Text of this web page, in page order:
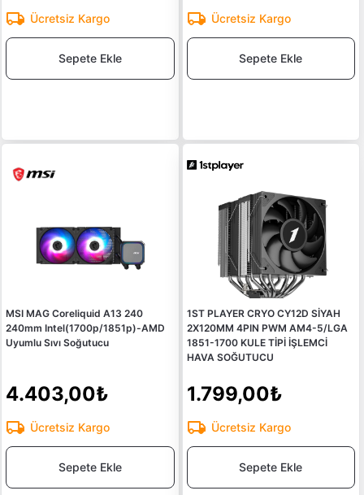
Ücretsiz Kargo
Sepete Ekle
Ücretsiz Kargo
Sepete Ekle
MSI MAG Coreliquid A13 240
240mm Intel(1700p/1851p)-AMD
Uyumlu Sıvı Soğutucu
4.403,00₺
Ücretsiz Kargo
Sepete Ekle
1ST PLAYER CRYO CY12D SİYAH
2X120MM 4PIN PWM AM4-5/LGA
1851-1700 KULE TİPİ İŞLEMCİ
HAVA SOĞUTUCU
1.799,00₺
Ücretsiz Kargo
Sepete Ekle